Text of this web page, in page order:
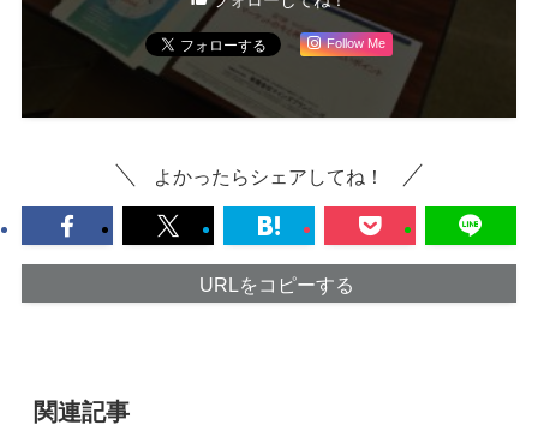
Follow Me
よかったらシェアしてね！
URLをコピーする
関連記事